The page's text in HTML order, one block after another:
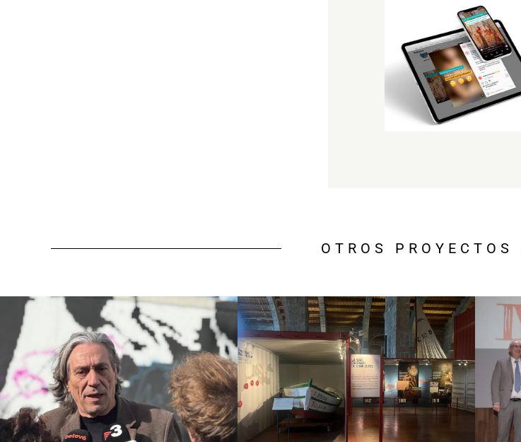
OTROS
NOU Sentit Urbà
Campanyes culturals
Estratègia de
comunicació i PR Estratègia digital i
creació de continguts
Museu Marítim – 7
vaixells, 7 històries
Campanyes culturals Estratègia de
comunicació i PR